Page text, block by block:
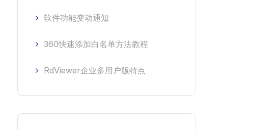
软件功能变动通知
360快速添加白名单方法教程
RdViewer企业多用户版特点